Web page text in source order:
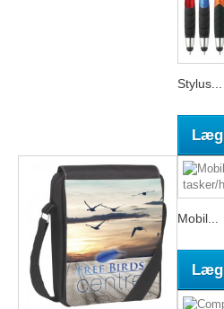
Stylus...
Mobil...